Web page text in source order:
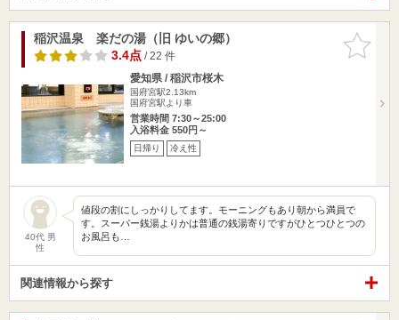
お気に入
りに追加
稲沢温泉 楽だの湯（旧 ゆいの郷）
3.4点/ 22 件
愛知県 / 稲沢市桜木
国府宮駅2.13km
国府宮駅より車
営業時間 7:30～25:00
入浴料金 550円～
日帰り 冷え性
40代 男
性
値段の割にしっかりしてます。モーニングもあり朝から満員で
す。スーパー銭湯よりかは普通の銭湯寄りですがひとつひとつの
お風呂も…
関連情報から探す